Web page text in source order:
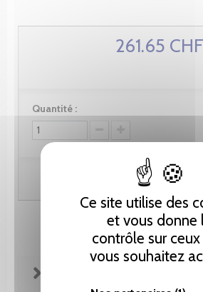
Ce site utilise des
et vous donne
contrôle sur
vous souhaitez
261.65 CHF
Quantité :
Ajouter au panier